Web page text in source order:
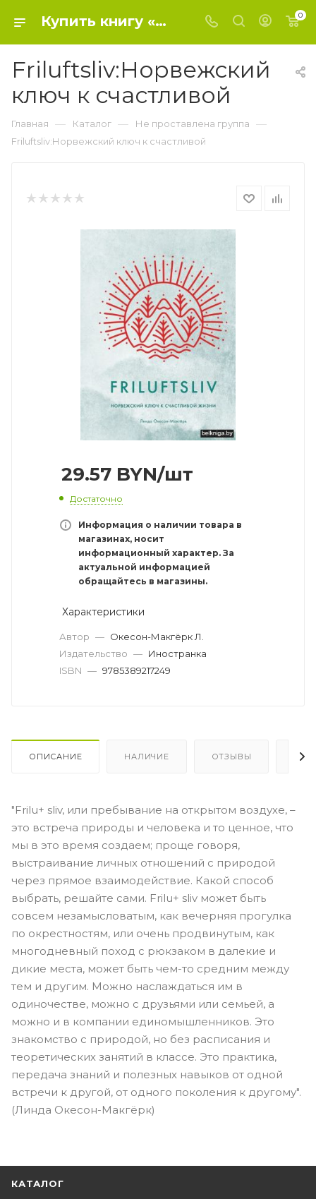
Купить книгу «Friluftsliv:Норвежский ключ к счастливой» 0, Окесон-Макгёрк Л. - Не проставлена группа 0
Friluftsliv:Норвежский
ключ к счастливой
Главная — Каталог — Не проставлена группа —
Friluftsliv:Норвежский ключ к счастливой
29.57 BYN/шт
Достаточно
Информация о наличии товара в
магазинах, носит
информационный характер. За
актуальной информацией
обращайтесь в магазины.
Характеристики
Автор — Окесон-Макгёрк Л.
Издательство — Иностранка
ISBN — 9785389217249
ОПИСАНИЕ НАЛИЧИЕ ОТЗЫВЫ
"Frilu+ sliv, или пребывание на открытом воздухе, –
это встреча природы и человека и то ценное, что
мы в это время создаем; проще говоря,
выстраивание личных отношений с природой
через прямое взаимодействие. Какой способ
выбрать, решайте сами. Frilu+ sliv может быть
совсем незамысловатым, как вечерняя прогулка
по окрестностям, или очень продвинутым, как
многодневный поход с рюкзаком в далекие и
дикие места, может быть чем-то средним между
тем и другим. Можно наслаждаться им в
одиночестве, можно с друзьями или семьей, а
можно и в компании единомышленников. Это
знакомство с природой, но без расписания и
теоретических занятий в классе. Это практика,
передача знаний и полезных навыков от одной
встречи к другой, от одного поколения к другому".
(Линда Окесон-Макгёрк)
КАТАЛОГ